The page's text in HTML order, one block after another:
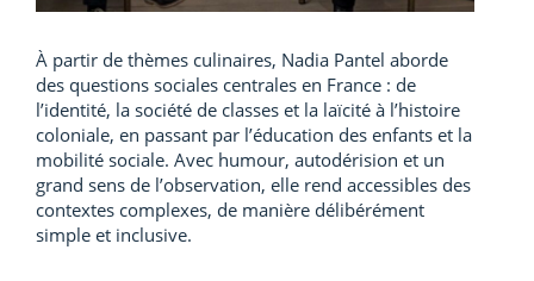
À partir de thèmes culinaires, Nadia Pantel aborde
des questions sociales centrales en France : de
l’identité, la société de classes et la laïcité à l’histoire
coloniale, en passant par l’éducation des enfants et la
mobilité sociale. Avec humour, autodérision et un
grand sens de l’observation, elle rend accessibles des
contextes complexes, de manière délibérément
simple et inclusive.